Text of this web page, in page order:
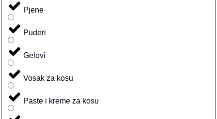
Pjene
Puderi
Gelovi
Vosak za kosu
Paste i kreme za kosu